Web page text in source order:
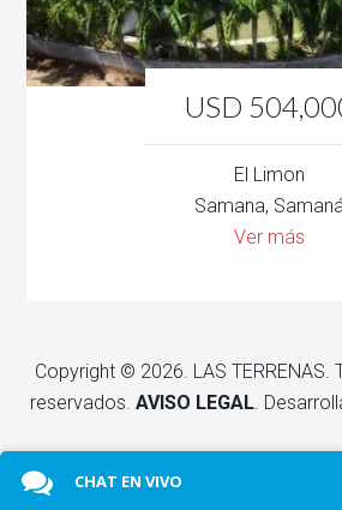
USD
El Limon
Samana,
Ver más
Copyright © 2026. LAS
reservados. AVISO LEGAL.
CHAT EN VIVO